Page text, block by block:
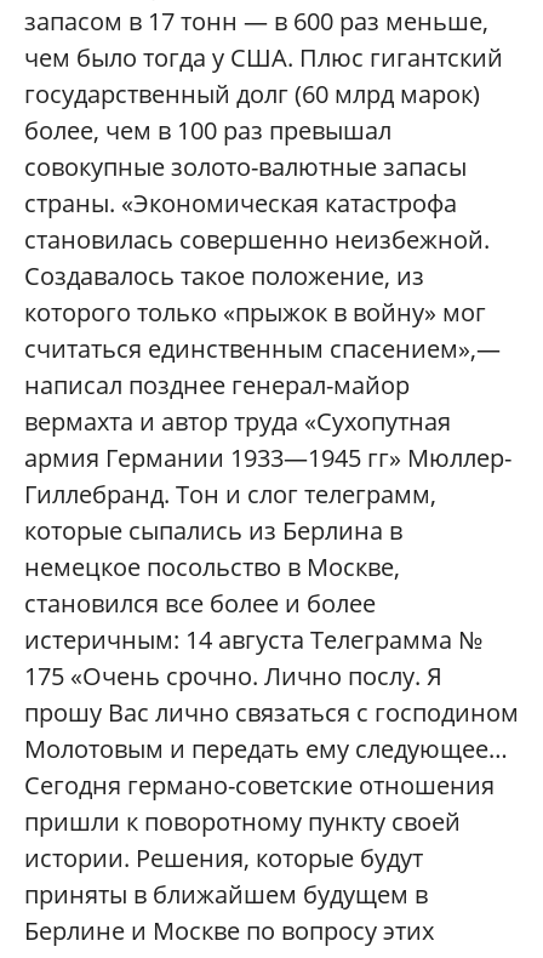
запасом в 17 тонн — в 600 раз меньше,
чем было тогда у США. Плюс гигантский
государственный долг (60 млрд марок)
более, чем в 100 раз превышал
совокупные золото-валютные запасы
страны. «Экономическая катастрофа
становилась совершенно неизбежной.
Создавалось такое положение, из
которого только «прыжок в войну» мог
считаться единственным спасением»,—
написал позднее генерал-майор
вермахта и автор труда «Сухопутная
армия Германии 1933—1945 гг» Мюллер-
Гиллебранд. Тон и слог телеграмм,
которые сыпались из Берлина в
немецкое посольство в Москве,
становился все более и более
истеричным: 14 августа Телеграмма №
175 «Очень срочно. Лично послу. Я
прошу Вас лично связаться с господином
Молотовым и передать ему следующее…
Сегодня германо-советские отношения
пришли к поворотному пункту своей
истории. Решения, которые будут
приняты в ближайшем будущем в
Берлине и Москве по вопросу этих